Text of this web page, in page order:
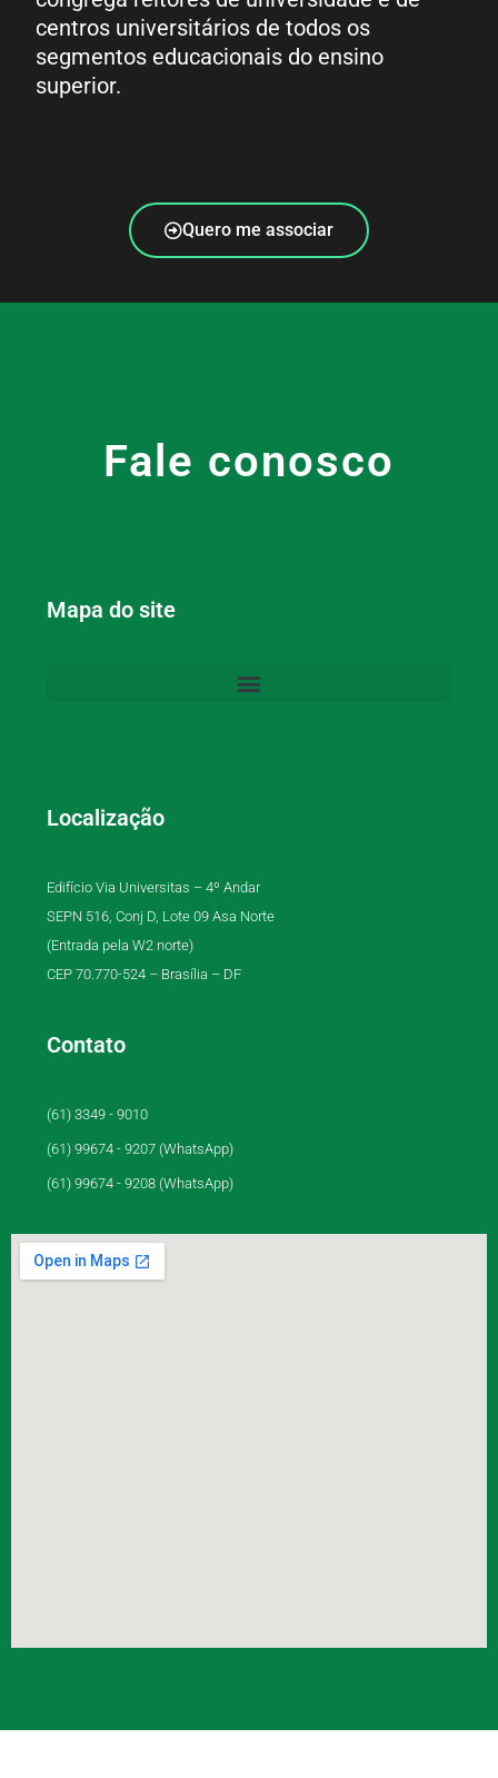
centros universitários de todos os
segmentos educacionais do ensino
superior.
Quero me associar
Fale conosco
Mapa do site
Localização
Edifício Via Universitas – 4º Andar
SEPN 516, Conj D, Lote 09 Asa Norte
(Entrada pela W2 norte)
CEP 70.770-524 – Brasília – DF
Contato
(61) 3349 - 9010
(61) 99674 - 9207 (WhatsApp)
(61) 99674 - 9208 (WhatsApp)